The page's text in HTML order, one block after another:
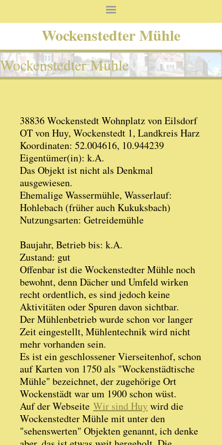
Wockenstedter Mühle
Wockenstedter Mühle
38836 Wockenstedt Wohnplatz von Eilsdorf
OT von Huy, Wockenstedt 1, Landkreis Harz
Koordinaten: 52.004616, 10.944239
Eigentümer(in): k.A.
Das Objekt ist nicht als Denkmal
ausgewiesen.
Ehemalige Wassermühle, Wasserlauf:
Hohlebach (früher auch Kukuksbach)
Nutzungsarten: Getreidemühle
Baujahr, Betrieb bis: k.A.
Zustand: gut
Offenbar ist die Wockenstedter Mühle noch
bewohnt, denn Dächer und Umfeld wirken
recht ordentlich, es sind jedoch keine
Aktivitäten oder Spuren davon sichtbar.
Der Mühlenbetrieb wurde schon vor langer
Zeit eingestellt, Mühlentechnik wird nicht
mehr vorhanden sein.
Es ist ein geschlossener Vierseitenhof, schon
auf Karten von 1750 als "Wockenstädtische
Mühle" bezeichnet, der zugehörige Ort
Wockenstädt war um 1900 schon wüst.
Auf der Webseite Wir sind Huy wird die
Wockenstedter Mühle mit unter den
"sehenswerten" Objekten genannt, ich denke